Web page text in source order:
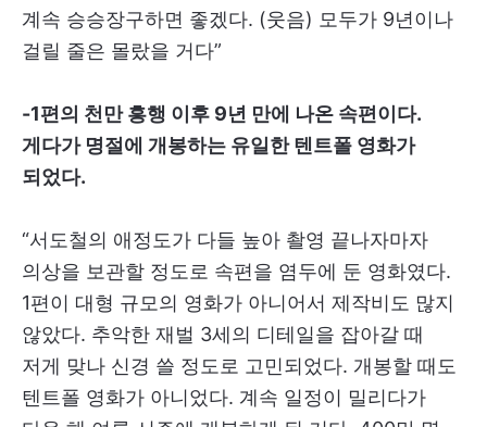
계속 승승장구하면 좋겠다. (웃음) 모두가 9년이나
걸릴 줄은 몰랐을 거다”
-1편의 천만 흥행 이후 9년 만에 나온 속편이다.
게다가 명절에 개봉하는 유일한 텐트폴 영화가
되었다.
“서도철의 애정도가 다들 높아 촬영 끝나자마자
의상을 보관할 정도로 속편을 염두에 둔 영화였다.
1편이 대형 규모의 영화가 아니어서 제작비도 많지
않았다. 추악한 재벌 3세의 디테일을 잡아갈 때
저게 맞나 신경 쓸 정도로 고민되었다. 개봉할 때도
텐트폴 영화가 아니었다. 계속 일정이 밀리다가